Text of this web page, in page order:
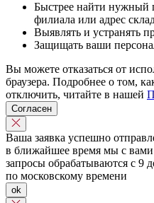
Быстрее найти нужный
филиала или адрес
Выявлять и устранять
Защищать ваши
Вы можете отказаться от
браузера. Подробнее о том,
отключить, читайте в нашей
Согласен
Ваша заявка успешно
в ближайшее время мы с
запросы обрабатываются с 9
по московскому времени
ok